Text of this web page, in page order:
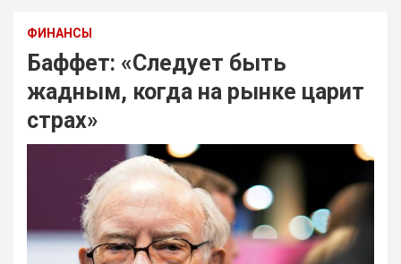
ФИНАНСЫ
Баффет: «Следует быть
жадным, когда на рынке царит
страх»